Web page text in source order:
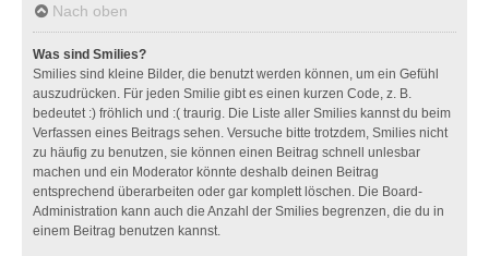
Nach oben
Was sind Smilies?
Smilies sind kleine Bilder, die benutzt werden können, um ein Gefühl
auszudrücken. Für jeden Smilie gibt es einen kurzen Code, z. B.
bedeutet :) fröhlich und :( traurig. Die Liste aller Smilies kannst du beim
Verfassen eines Beitrags sehen. Versuche bitte trotzdem, Smilies nicht
zu häufig zu benutzen, sie können einen Beitrag schnell unlesbar
machen und ein Moderator könnte deshalb deinen Beitrag
entsprechend überarbeiten oder gar komplett löschen. Die Board-
Administration kann auch die Anzahl der Smilies begrenzen, die du in
einem Beitrag benutzen kannst.